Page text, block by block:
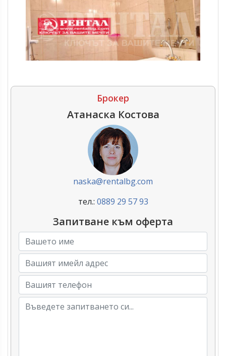
Брокер
Атанаска Костова
naska@rentalbg.com
тел.: 0889 29 57 93
Запитване към оферта